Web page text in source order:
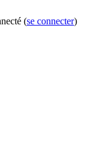
(se connecter)